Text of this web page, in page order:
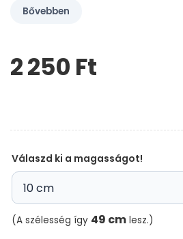
Bővebben
Kérem,
hagyja
2 250 Ft‎
Válaszd ki a magasságot!
(A szélesség így 49 cm lesz.)